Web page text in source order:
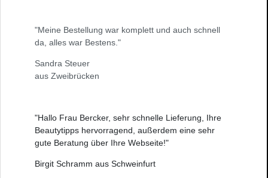
"Meine Bestellung war komplett und auch schnell
da, alles war Bestens."
Sandra Steuer
aus Zweibrücken
"Hallo Frau Bercker, sehr schnelle Lieferung, Ihre
Beautytipps hervorragend, außerdem eine sehr
gute Beratung über Ihre Webseite!"
Birgit Schramm aus Schweinfurt